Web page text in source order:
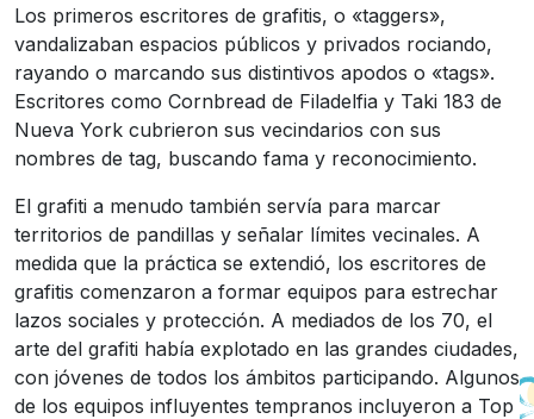
Los primeros escritores de grafitis, o «taggers»,
vandalizaban espacios públicos y privados rociando,
rayando o marcando sus distintivos apodos o «tags».
Escritores como Cornbread de Filadelfia y Taki 183 de
Nueva York cubrieron sus vecindarios con sus
nombres de tag, buscando fama y reconocimiento.
El grafiti a menudo también servía para marcar
territorios de pandillas y señalar límites vecinales. A
medida que la práctica se extendió, los escritores de
grafitis comenzaron a formar equipos para estrechar
lazos sociales y protección. A mediados de los 70, el
arte del grafiti había explotado en las grandes ciudades,
con jóvenes de todos los ámbitos participando. Algunos
de los equipos influyentes tempranos incluyeron a Top